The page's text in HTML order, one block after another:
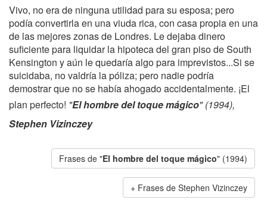
Vivo, no era de ninguna utilidad para su esposa; pero
podía convertirla en una viuda rica, con casa propia en una
de las mejores zonas de Londres. Le dejaba dinero
suficiente para liquidar la hipoteca del gran piso de South
Kensington y aún le quedaría algo para imprevistos...Si se
suicidaba, no valdría la póliza; pero nadie podría
demostrar que no se había ahogado accidentalmente. ¡El
plan perfecto! "El hombre del toque mágico" (1994),
Stephen Vizinczey
Frases de "El hombre del toque mágico" (1994)
Frases de Stephen Vizinczey